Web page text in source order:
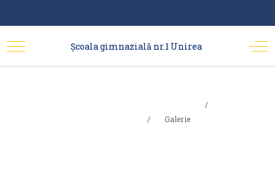
Şcoala gimnazială nr.1 Unirea
Galerie